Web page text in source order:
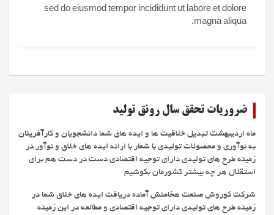
sed do eiusmod tempor incididunt ut labore et dolore
magna aliqua.
ضروریات تحقق سال رونق تولید
ماه اردیبهشت تبدیل خلاقیت ها و ایده های شما دانشجویان و کارآفرینان
به نوآوری و محصولات تولیدی با شعار با ارائه ایده های خلاق و نوآور در
زمینه طرح های تولیدی دارای توجیه اقتصادی دست در دست هم برای
استقلال هر چه بیشتر کشورمان بکوشیم
شرکت کوروش صنعت هخامنش آماده دریافت ایده های خلاق شما در
زمینه طرح های تولیدی دارای توجیه اقتصادی و مطالعه در این زمینه